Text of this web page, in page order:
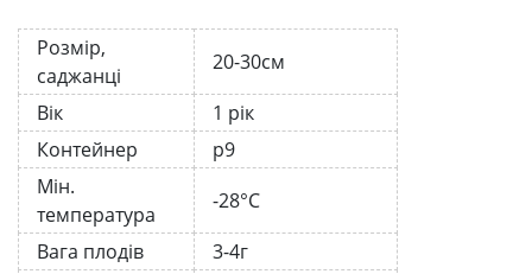
Розмір,
саджанці
20-30см
Вік
1 рік
Контейнер
р9
Мін.
температура
-28°C
Вага плодів
3-4г